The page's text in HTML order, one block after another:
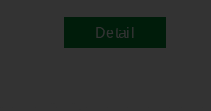
Detail